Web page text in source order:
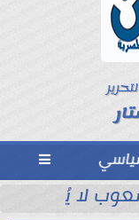

لا يُقاس